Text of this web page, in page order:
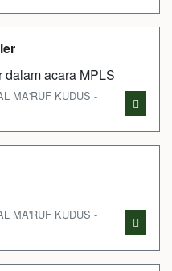
acara MPLS
MA'RUF KUDUS -
MA'RUF KUDUS -